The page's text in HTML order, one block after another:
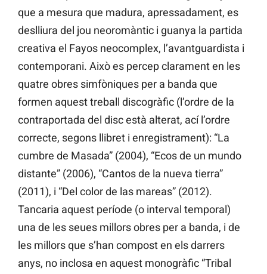
que a mesura que madura, apressadament, es
deslliura del jou neoromàntic i guanya la partida
creativa el Fayos neocomplex, l’avantguardista i
contemporani. Això es percep clarament en les
quatre obres simfòniques per a banda que
formen aquest treball discogràfic (l’ordre de la
contraportada del disc està alterat, ací l’ordre
correcte, segons llibret i enregistrament): “La
cumbre de Masada” (2004), “Ecos de un mundo
distante” (2006), “Cantos de la nueva tierra”
(2011), i “Del color de las mareas” (2012).
Tancaria aquest període (o interval temporal)
una de les seues millors obres per a banda, i de
les millors que s’han compost en els darrers
anys, no inclosa en aquest monogràfic “Tribal